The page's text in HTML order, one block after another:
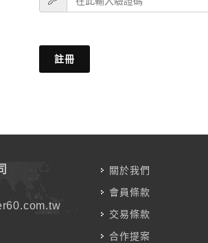
註冊
關於我們
會員條款
交易條款
合作提案